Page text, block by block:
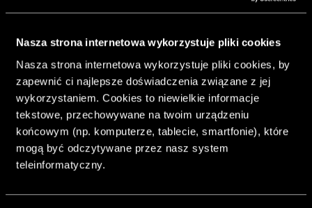
Nasza strona internetowa wykorzystuje pliki cookies
Nasza strona internetowa wykorzystuje pliki cookies, by
zapewnić ci najlepsze doświadczenia związane z jej
wykorzystaniem. Cookies to niewielkie informacje
tekstowe, przechowywane na twoim urządzeniu
końcowym (np. komputerze, tablecie, smartfonie), które
mogą być odczytywane przez nasz system
teleinformatyczny.
& Living 40.
„Dom bardziej
Twój. Odważ się
urządzić go